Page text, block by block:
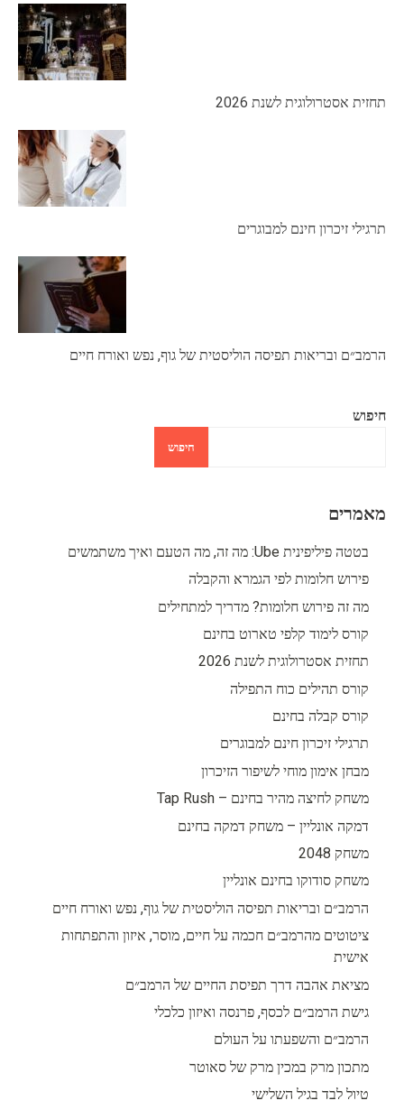
תחזית אסטרולוגית לשנת 2026
תרגילי זיכרון חינם למבוגרים
הרמב״ם ובריאות תפיסה הוליסטית של גוף, נפש ואורח חיים
חיפוש
חיפוש
מאמרים
בטטה פיליפינית Ube: מה זה, מה הטעם ואיך משתמשים
פירוש חלומות לפי הגמרא והקבלה
מה זה פירוש חלומות? מדריך למתחילים
קורס לימוד קלפי טארוט בחינם
תחזית אסטרולוגית לשנת 2026
קורס תהילים כוח התפילה
קורס קבלה בחינם
תרגילי זיכרון חינם למבוגרים
מבחן אימון מוחי לשיפור הזיכרון
משחק לחיצה מהיר בחינם – Tap Rush
דמקה אונליין – משחק דמקה בחינם
משחק 2048
משחק סודוקו בחינם אונליין
הרמב״ם ובריאות תפיסה הוליסטית של גוף, נפש ואורח חיים
ציטוטים מהרמב״ם חכמה על חיים, מוסר, איזון והתפתחות
אישית
מציאת אהבה דרך תפיסת החיים של הרמב״ם
גישת הרמב״ם לכסף, פרנסה ואיזון כלכלי
הרמב״ם והשפעתו על העולם
מתכון מרק במכין מרק של סאוטר
טיול לבד בגיל השלישי